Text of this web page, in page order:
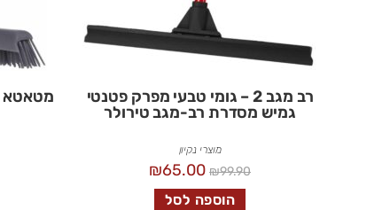
רב מגב 2 – גומי טבעי מפרק פטנטי
גמיש מסדרת רב-מגב טירולר
מוצרי נקיון
₪99.90
₪65.00
הוספה לסל
מטאטא